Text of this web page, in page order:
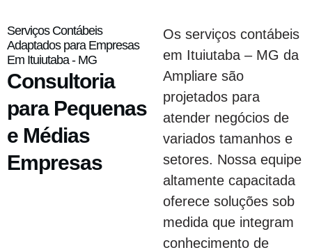
Serviços Contábeis
Adaptados para Empresas
Em Ituiutaba - MG
Consultoria
para Pequenas
e Médias
Empresas
Os serviços contábeis
em Ituiutaba – MG da
Ampliare são
projetados para
atender negócios de
variados tamanhos e
setores. Nossa equipe
altamente capacitada
oferece soluções sob
medida que integram
conhecimento de